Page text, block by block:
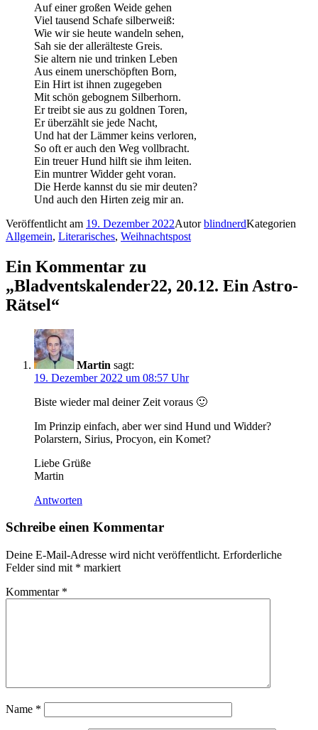
Auf einer großen Weide gehen
Viel tausend Schafe silberweiß:
Wie wir sie heute wandeln sehen,
Sah sie der allerälteste Greis.
Sie altern nie und trinken Leben
Aus einem unerschöpften Born,
Ein Hirt ist ihnen zugegeben
Mit schön gebognem Silberhorn.
Er treibt sie aus zu goldnen Toren,
Er überzählt sie jede Nacht,
Und hat der Lämmer keins verloren,
So oft er auch den Weg vollbracht.
Ein treuer Hund hilft sie ihm leiten.
Ein muntrer Widder geht voran.
Die Herde kannst du sie mir deuten?
Und auch den Hirten zeig mir an.
Veröffentlicht am 19. Dezember 2022AutorblindnerdKategorien
Allgemein, Literarisches, Weihnachtspost
Ein Kommentar zu
„Bladventskalender22, 20.12. Ein Astro-
Rätsel“
Martin sagt:
19. Dezember 2022 um 08:57 Uhr
Biste wieder mal deiner Zeit voraus 🙂
Im Prinzip einfach, aber wer sind Hund und Widder?
Polarstern, Sirius, Procyon, ein Komet?
Liebe Grüße
Martin
Antworten
Schreibe einen Kommentar
Deine E-Mail-Adresse wird nicht veröffentlicht. Erforderliche
Felder sind mit * markiert
Kommentar *
Name *